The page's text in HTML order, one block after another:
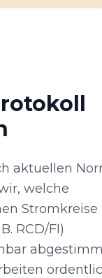
aktuellen
welche
Stromkreise
RCD/FI)